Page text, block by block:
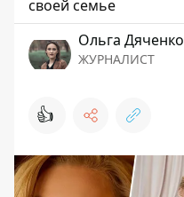
своей семье
Ольга Дяченко
ЖУРНАЛИСТ
👍